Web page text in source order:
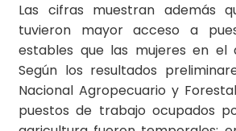
Las cifras muestran además
tuvieron mayor acceso a
estables que las mujeres en el
Según los resultados
Nacional Agropecuario y
puestos de trabajo ocupados